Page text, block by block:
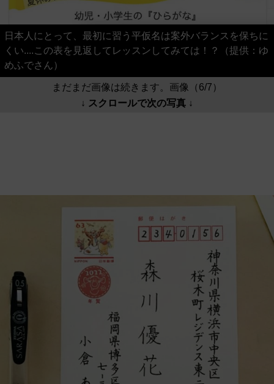
日本人にとって、最初に習う平仮名は案外バランスを保ちに
くい....この表を見返してレッスンしてみては！？（提供：ゆ
めふでさん）
まだまだ画像は続きます。画像（6/7）
↓ スクロールで次の写真 ↓